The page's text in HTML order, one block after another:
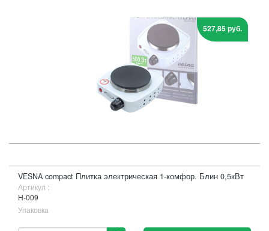
527,85 руб.
VESNA compact Плитка электрическая 1-комфор. Блин 0,5кВт
Артикул :
H-009
Упаковка